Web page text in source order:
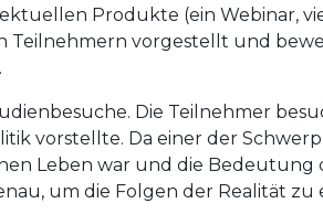
Produkte (ein Webinar,
Teilnehmern vorgestellt und
Die Teilnehmer
vorstellte. Da einer der
Leben war und die
um die Folgen der Realität